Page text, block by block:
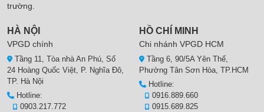
trường.
HÀ NỘI
VPGD chính
Tầng 11, Tòa nhà An Phú, Số
24 Hoàng Quốc Việt, P. Nghĩa Đô,
TP. Hà Nội
Hotline:
0903.217.772
HỒ CHÍ MINH
Chi nhánh VPGD HCM
Tầng 6, 90/5A Yên Thế,
Phường Tân Sơn Hòa, TP.HCM
Hotline:
0916.889.660
0915.689.825